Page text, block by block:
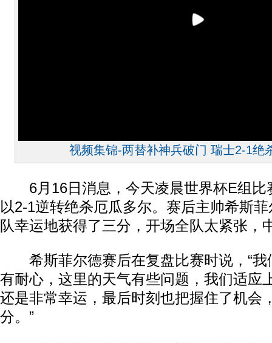
视频集锦-两替补神兵破门 瑞士2-1绝
6月16日消息，今天凌晨世界杯E组比
以2-1逆转绝杀厄瓜多尔。赛后主帅希斯
队幸运地获得了三分，开场全队太紧张，
希斯菲尔德赛后在复盘比赛时说，“我
有耐心，这里的天气有些问题，我们适应
还是非常幸运，最后时刻也把握住了机会
分。”